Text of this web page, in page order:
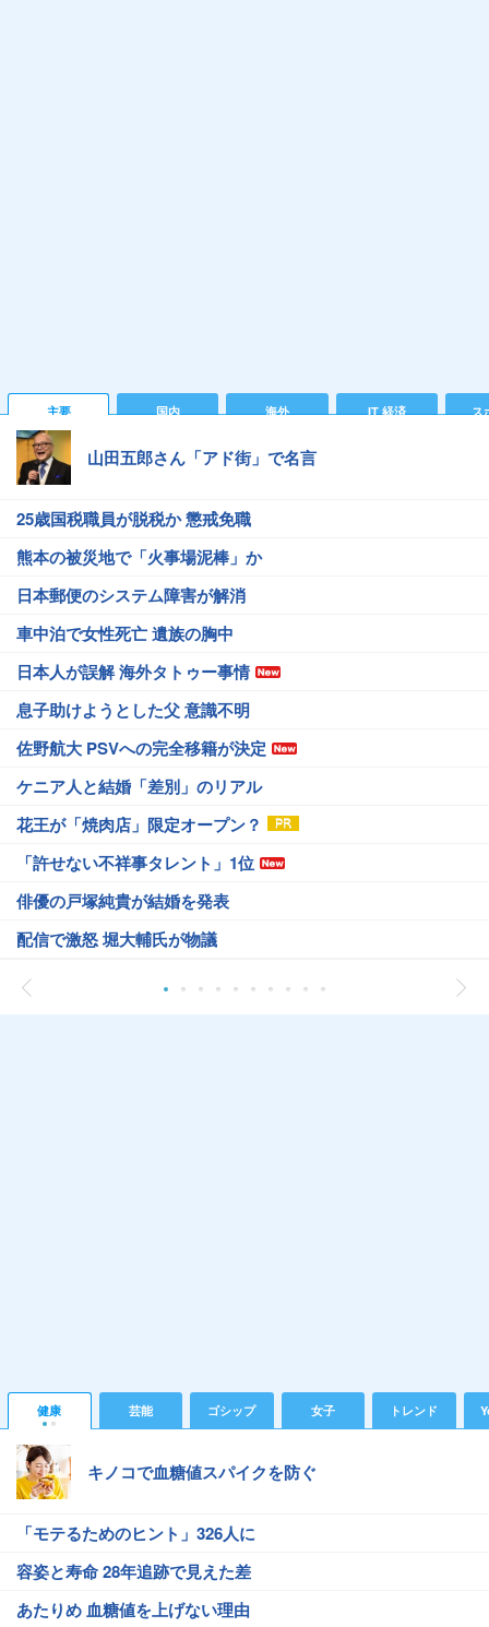
主要 国内 海外 IT 経済 ス
山田五郎さん「アド街」で名言
25歳国税職員が脱税か 懲戒免職
熊本の被災地で「火事場泥棒」か
日本郵便のシステム障害が解消
車中泊で女性死亡 遺族の胸中
日本人が誤解 海外タトゥー事情
息子助けようとした父 意識不明
佐野航大 PSVへの完全移籍が決定
ケニア人と結婚「差別」のリアル
花王が「焼肉店」限定オープン？
「許せない不祥事タレント」1位
俳優の戸塚純貴が結婚を発表
配信で激怒 堀大輔氏が物議
健康 芸能 ゴシップ 女子 トレンド
キノコで血糖値スパイクを防ぐ
「モテるためのヒント」326人に
容姿と寿命 28年追跡で見えた差
あたりめ 血糖値を上げない理由